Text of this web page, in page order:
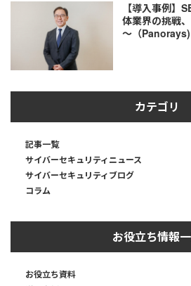
【導入事例】
体業界の挑戦
～（Panorays)
カテゴリ
記事一覧
サイバーセキュリティニュース
サイバーセキュリティブログ
コラム
お役立ち情報
お役立ち資料